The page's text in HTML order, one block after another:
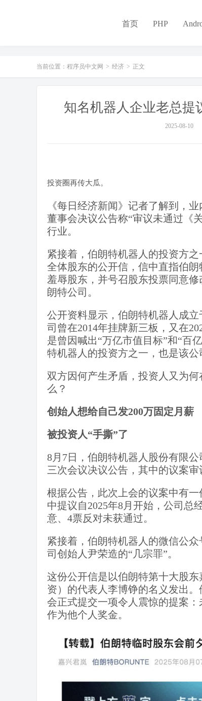
首页 PHP
当前位置： 程序员中文网 > 经济 > 正文
知名机器人企业老总提
2025-08-10
投资圈再传大瓜。
《每日经济新闻》记者了解到，
董事会决议公告称“审议未通过《
行业。
紧接着，伯朗特机器人的投资方
全体股东的公开信，信中直指伯
羞辱股东，并号召股东投票同意
朗特公司。
公开资料显示，伯朗特机器人成
司曾在2014年挂牌新三板，又在
是曾因喊出“万亿市值目标”和“百
特机器人的投资方之一，也是该公
双方因何产生矛盾，投资人又为
么？
创始人想给自己发200万固定月薪
被投资人“手撕”了
8月7日，伯朗特机器人股份有限
三次会议决议公告，其中的议案审
根据公告，此次上会的议案中有
中提议自2025年8月开始，公司总
意、4票反对未获通过。
紧接着，伯朗特机器人的微信公
司创始人尹荣造的“几宗罪”。
这份公开信是以伯朗特第十大股
资）的代表人李博铮的名义发出
会正式提交一项令人震惊的提案
作为他个人奖金。